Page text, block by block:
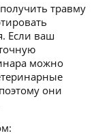
травму
Если ваш
можно
они